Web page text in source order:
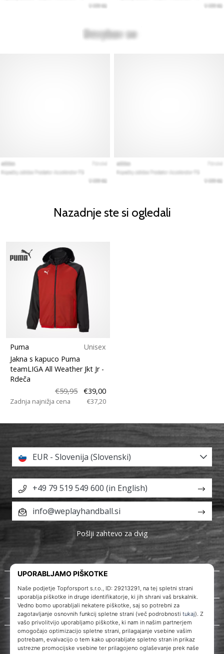
Nazadnje ste si ogledali
Puma
Unisex
Jakna s kapuco Puma
teamLIGA All Weather Jkt Jr -
Rdeča
€59,95
€39,00
Zadnja najnižja cena €37,20
O nas
Storitve za stranke
EUR - Slovenija (Slovenski)
+49 79 519 549 600 (in English)
info@weplayhandball.si
Pošlji zahtevo za dvig